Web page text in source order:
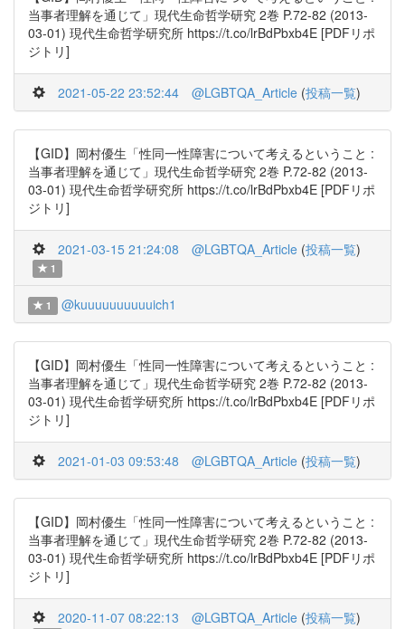
当事者理解を通じて」現代生命哲学研究 2巻 P.72-82 (2013-
03-01) 現代生命哲学研究所 https://t.co/lrBdPbxb4E [PDFリポ
ジトリ]
2021-05-22 23:52:44 @LGBTQA_Article (投稿一覧)
【GID】岡村優生「性同一性障害について考えるということ :
当事者理解を通じて」現代生命哲学研究 2巻 P.72-82 (2013-
03-01) 現代生命哲学研究所 https://t.co/lrBdPbxb4E [PDFリポ
ジトリ]
2021-03-15 21:24:08 @LGBTQA_Article (投稿一覧)
1
1 @kuuuuuuuuuuich1
【GID】岡村優生「性同一性障害について考えるということ :
当事者理解を通じて」現代生命哲学研究 2巻 P.72-82 (2013-
03-01) 現代生命哲学研究所 https://t.co/lrBdPbxb4E [PDFリポ
ジトリ]
2021-01-03 09:53:48 @LGBTQA_Article (投稿一覧)
【GID】岡村優生「性同一性障害について考えるということ :
当事者理解を通じて」現代生命哲学研究 2巻 P.72-82 (2013-
03-01) 現代生命哲学研究所 https://t.co/lrBdPbxb4E [PDFリポ
ジトリ]
2020-11-07 08:22:13 @LGBTQA_Article (投稿一覧)